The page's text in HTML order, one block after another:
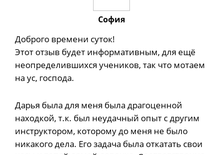
София
Доброго времени суток!
Этот отзыв будет информативным, для ещё
неопределившихся учеников, так что мотаем
на ус, господа.
Дарья была для меня была драгоценной
находкой, т.к. был неудачный опыт с другим
инструктором, которому до меня не было
никакого дела. Его задача была откатать свои